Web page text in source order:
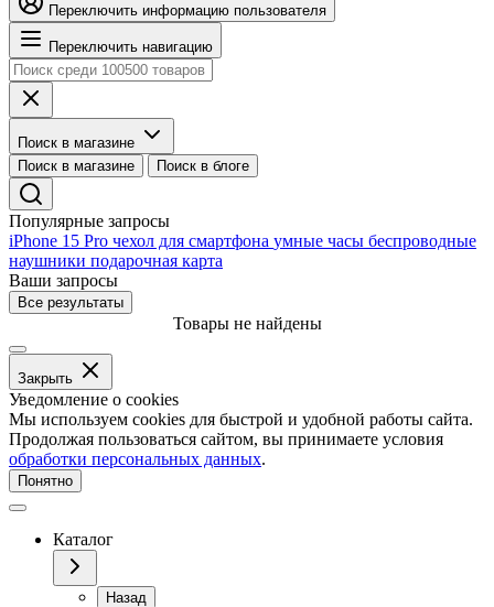
Переключить информацию пользователя
Переключить навигацию
Поиск в магазине
Поиск в магазине
Поиск в блоге
Популярные запросы
iPhone 15 Pro чехол для смартфона умные часы беспроводные
наушники подарочная карта
Ваши запросы
Все результаты
Товары не найдены
Закрыть
Уведомление о cookies
Мы используем cookies для быстрой и удобной работы сайта.
Продолжая пользоваться сайтом, вы принимаете условия
обработки персональных данных.
Понятно
Каталог
Назад